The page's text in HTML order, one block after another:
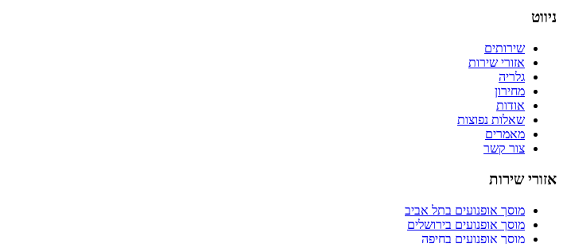
ניווט
שירותים
אזורי שירות
גלריה
מחירון
אודות
שאלות נפוצות
מאמרים
צור קשר
אזורי שירות
מוסך אופנועים בתל אביב
מוסך אופנועים בירושלים
מוסך אופנועים בחיפה